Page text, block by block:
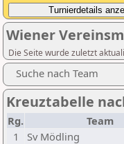
Wiener
Die Seite wurde zuletzt
Suche nach Team
Kreuztabelle
Rg. Team
1
Sv Mödling